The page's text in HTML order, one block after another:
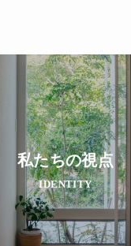
私たちの視点
IDENTITY